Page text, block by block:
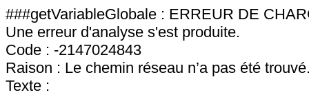
###getVariableGlobale : ERREUR DE
Une erreur d'analyse s'est produite.
Code : -2147024843
Raison : Le chemin réseau n’a pas été
Texte :